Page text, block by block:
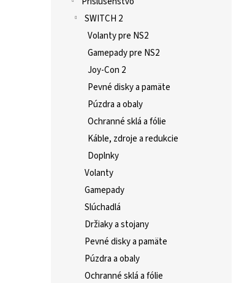
SWITCH 2
Volanty pre NS2
Gamepady pre NS2
Joy-Con 2
Pevné disky a pamäte
Púzdra a obaly
Ochranné sklá a fólie
Káble, zdroje a redukcie
Doplnky
Volanty
Gamepady
Slúchadlá
Držiaky a stojany
Pevné disky a pamäte
Púzdra a obaly
Ochranné sklá a fólie